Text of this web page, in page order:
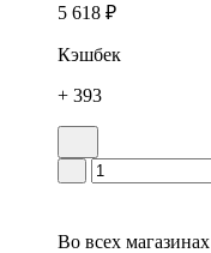
5 618 ₽
Кэшбек
+ 393
Во всех магазинах